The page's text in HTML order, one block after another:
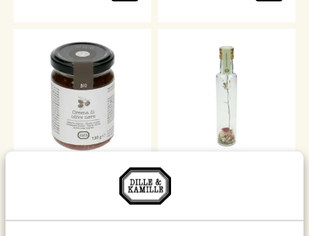
Olijventapenade, biologisch,
Vinaigrette-Gewürzmischung
Italienische Kräuter 6g